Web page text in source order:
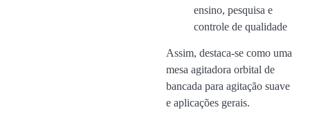
ensino, pesquisa e
controle de qualidade
Assim, destaca-se como uma
mesa agitadora orbital de
bancada para agitação suave
e aplicações gerais.